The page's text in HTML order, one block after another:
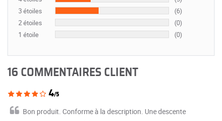
3 étoiles
(6)
2 étoiles
(0)
1 étoile
(0)
16 COMMENTAIRES CLIENT
4/5
Bon produit. Conforme à la description. Une descente